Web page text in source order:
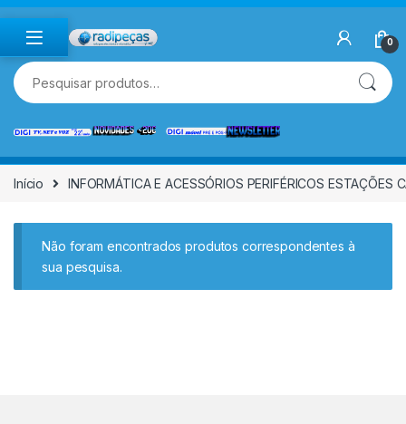
Skip to navigation
Skip to content
0
Pesquisar por:
Início INFORMÁTICA E ACESSÓRIOS PERIFÉRICOS ESTAÇÕES
Não foram encontrados produtos correspondentes à
sua pesquisa.